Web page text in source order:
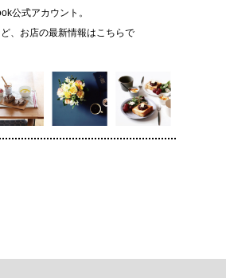
公式アカウント。
、お店の最新情報はこちらで